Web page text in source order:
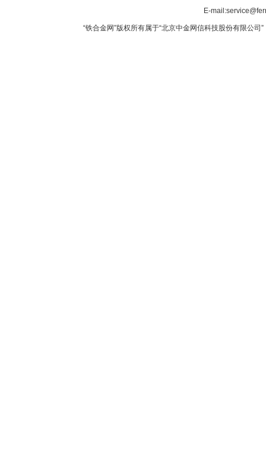
E-
“铁合金网”版权所有属于“北京中金网信科技股份有限公司